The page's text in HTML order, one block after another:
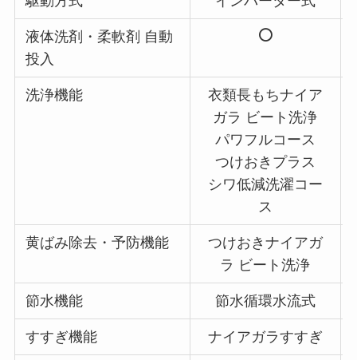
液体洗剤・柔軟剤 自動
投入
洗浄機能
衣類長もちナイア
ガラ ビート洗浄
パワフルコース
つけおきプラス
シワ低減洗濯コー
ス
黄ばみ除去・予防機能
つけおきナイアガ
ラ ビート洗浄
節水機能 節水循環水流式
すすぎ機能 ナイアガラすすぎ